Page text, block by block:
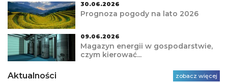
30.06.2026
Prognoza pogody na lato 2026
09.06.2026
Magazyn energii w gospodarstwie,
czym kierować...
Aktualności zobacz więcej